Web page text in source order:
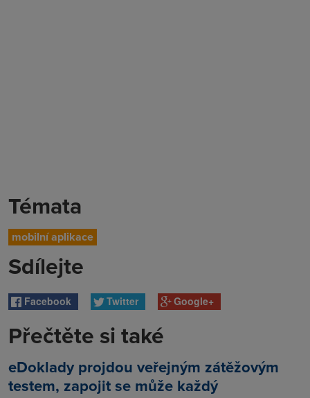
Témata
mobilní aplikace
Sdílejte
Facebook Twitter Google+
Přečtěte si také
eDoklady projdou veřejným zátěžovým
testem, zapojit se může každý